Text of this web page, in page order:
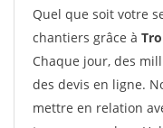
Quel que soit votre
chantiers grâce à
Chaque jour, des
des devis en ligne.
mettre en relation